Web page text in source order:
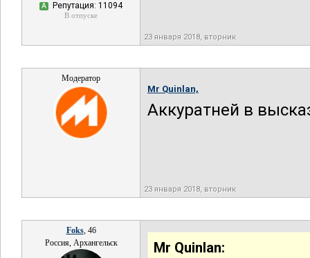
А Репутация: 11094
В отпуске
23 января 2018, вторник
Модератор
Mr Quinlan,
Аккуратней в
23 января 2018, вторник
Foks, 46
Россия, Архангельск
Mr Quinlan: